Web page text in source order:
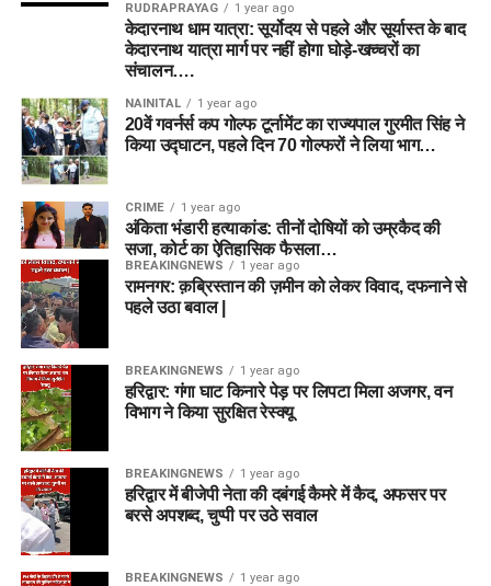
RUDRAPRAYAG 1 year ago
केदारनाथ धाम यात्रा: सूर्योदय से पहले और सूर्यास्त के बाद
केदारनाथ यात्रा मार्ग पर नहीं होगा घोड़े-खच्चरों का
संचालन….
NAINITAL 1 year ago
20वें गवर्नर्स कप गोल्फ टूर्नामेंट का राज्यपाल गुरमीत सिंह ने
किया उद्घाटन, पहले दिन 70 गोल्फरों ने लिया भाग…
CRIME 1 year ago
अंकिता भंडारी हत्याकांड: तीनों दोषियों को उम्रकैद की
सजा, कोर्ट का ऐतिहासिक फैसला…
BREAKINGNEWS 1 year ago
रामनगर: क़ब्रिस्तान की ज़मीन को लेकर विवाद, दफनाने से
पहले उठा बवाल |
BREAKINGNEWS 1 year ago
हरिद्वार: गंगा घाट किनारे पेड़ पर लिपटा मिला अजगर, वन
विभाग ने किया सुरक्षित रेस्क्यू
BREAKINGNEWS 1 year ago
हरिद्वार में बीजेपी नेता की दबंगई कैमरे में कैद, अफसर पर
बरसे अपशब्द, चुप्पी पर उठे सवाल
BREAKINGNEWS 1 year ago